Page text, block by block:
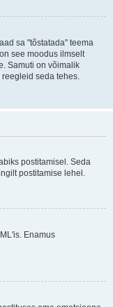
sa "tõstatada" teema
see moodus ilmselt
Samuti on võimalik
seda tehes.
postitamisel. Seda
postitamise lehel.
Enamus